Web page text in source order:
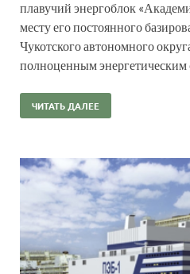
плавучий энергоблок
месту его постоянного
Чукотского автономного
полноценным энергетическим
ЧИТАТЬ ДАЛЕЕ